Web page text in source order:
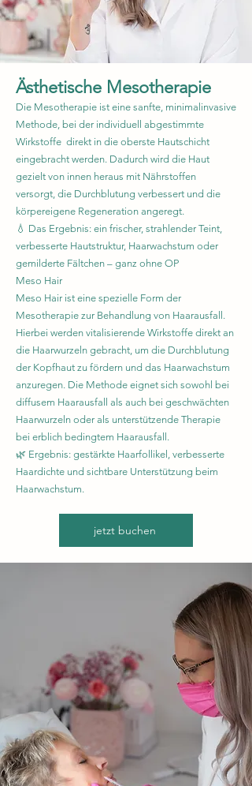
Ästhetische Mesotherapie
Die Mesotherapie ist eine sanfte, minimalinvasive
Methode, bei der individuell abgestimmte
Wirkstoffe direkt in die oberste Hautschicht
eingebracht werden. Dadurch wird die Haut
gezielt von innen heraus mit Nährstoffen
versorgt, die Durchblutung verbessert und die
körpereigene Regeneration angeregt.
💧 Das Ergebnis: ein frischer, strahlender Teint,
verbesserte Hautstruktur, Haarwachstum oder
gemilderte Fältchen – ganz ohne OP​
Meso Hair
Meso Hair ist eine spezielle Form der
Mesotherapie zur Behandlung von Haarausfall.
Hierbei werden vitalisierende Wirkstoffe direkt an
die Haarwurzeln gebracht, um die Durchblutung
der Kopfhaut zu fördern und das Haarwachstum
anzuregen. Die Methode eignet sich sowohl bei
diffusem Haarausfall als auch bei geschwächten
Haarwurzeln oder als unterstützende Therapie
bei erblich bedingtem Haarausfall.
🌿 Ergebnis: gestärkte Haarfollikel, verbesserte
Haardichte und sichtbare Unterstützung beim
Haarwachstum.
jetzt buchen